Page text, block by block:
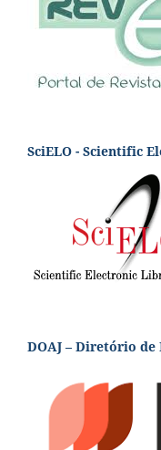
SciELO - Scientific
DOAJ – Diretório de